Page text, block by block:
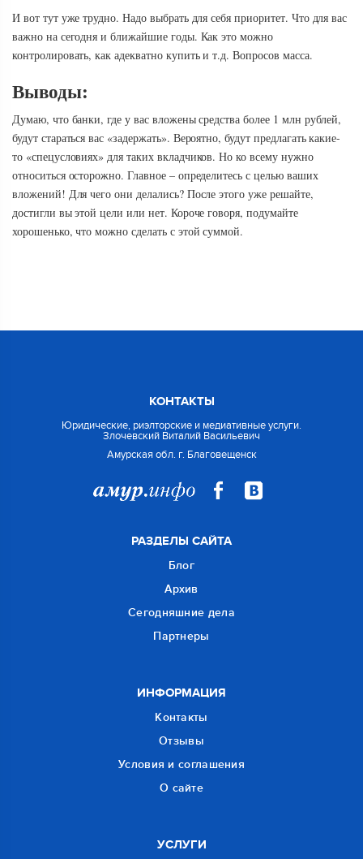
И вот тут уже трудно. Надо выбрать для себя приоритет. Что для вас
важно на сегодня и ближайшие годы. Как это можно
контролировать, как адекватно купить и т.д. Вопросов масса.
Выводы:
Думаю, что банки, где у вас вложены средства более 1 млн рублей,
будут стараться вас «задержать». Вероятно, будут предлагать какие-
то «спецусловиях» для таких вкладчиков. Но ко всему нужно
относиться осторожно. Главное – определитесь с целью ваших
вложений! Для чего они делались? После этого уже решайте,
достигли вы этой цели или нет. Короче говоря, подумайте
хорошенько, что можно сделать с этой суммой.
КОНТАКТЫ
Юридические, риэлторские и медиативные услуги.
Злочевский Виталий Васильевич
Амурская обл. г. Благовещенск
РАЗДЕЛЫ САЙТА
Блог
Архив
Сегодняшние дела
Партнеры
ИНФОРМАЦИЯ
Контакты
Отзывы
Условия и соглашения
О сайте
УСЛУГИ